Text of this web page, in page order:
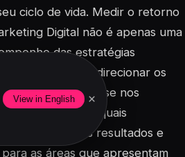
View in English ×
ciclo de vida. Medir o retorno
Digital não é apenas uma
das estratégias
uma maneira de direcionar os
futuros. Com base nos
identificar quais
os melhores resultados e
as áreas que apresentam